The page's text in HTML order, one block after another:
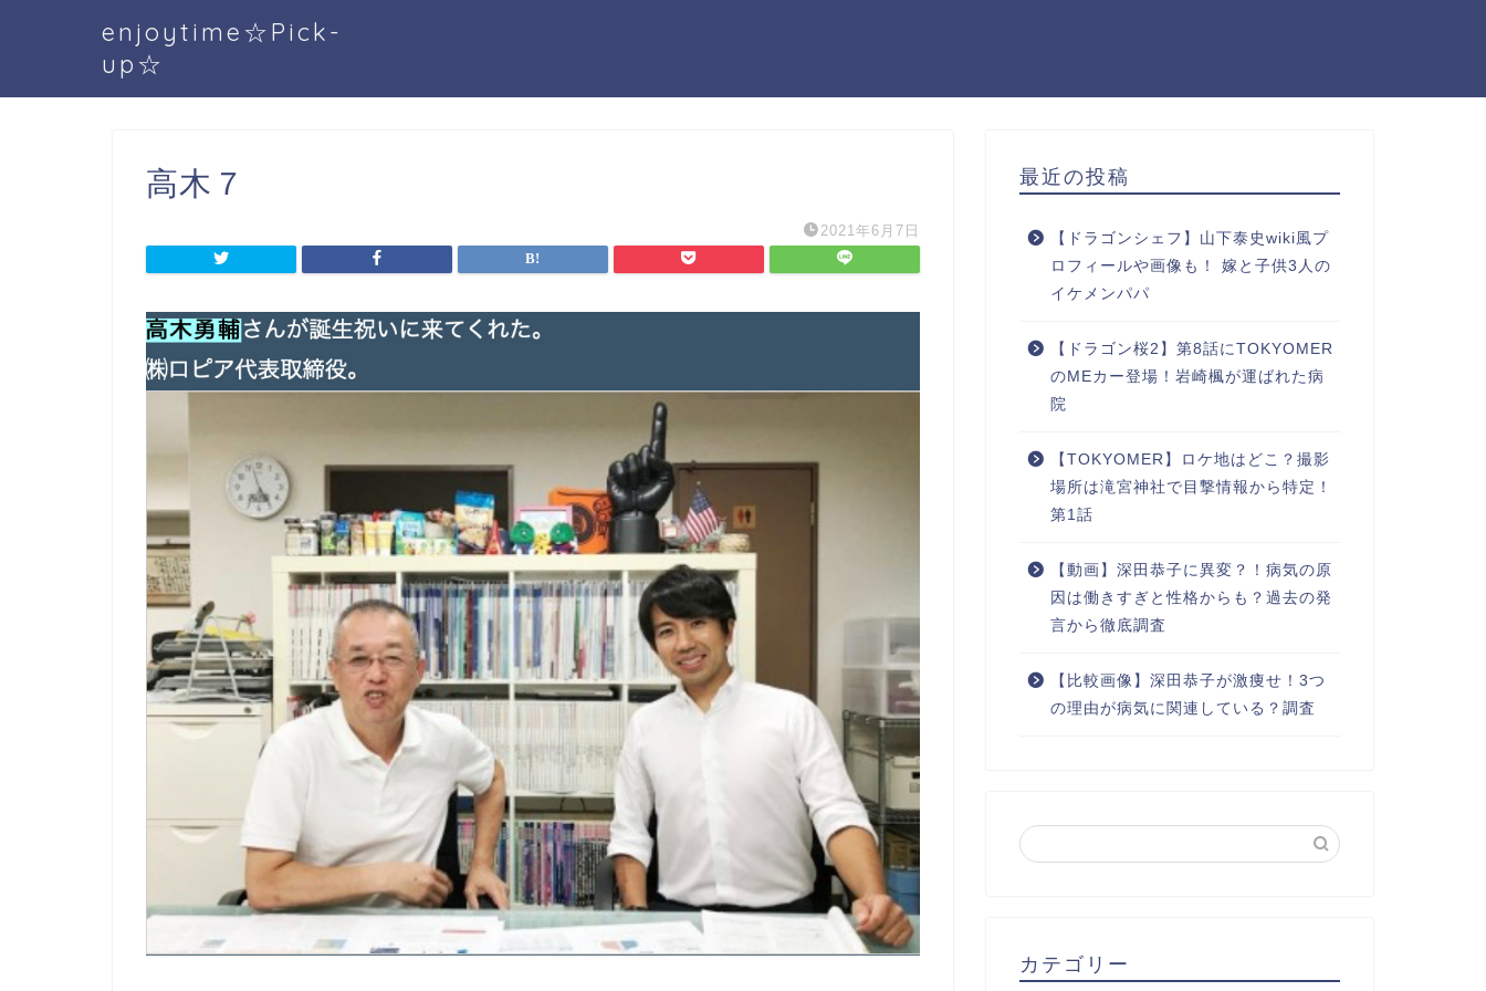
enjoytime☆Pick-
up☆
高木７
2021年6月7日
最近の投稿
【ドラゴンシェフ】山下泰史wiki風プ
ロフィールや画像も！ 嫁と子供3人の
イケメンパパ
【ドラゴン桜2】第8話にTOKYOMER
のMEカー登場！岩崎楓が運ばれた病
院
【TOKYOMER】ロケ地はどこ？撮影
場所は滝宮神社で目撃情報から特定！
第1話
【動画】深田恭子に異変？！病気の原
因は働きすぎと性格からも？過去の発
言から徹底調査
【比較画像】深田恭子が激痩せ！3つ
の理由が病気に関連している？調査
カテゴリー